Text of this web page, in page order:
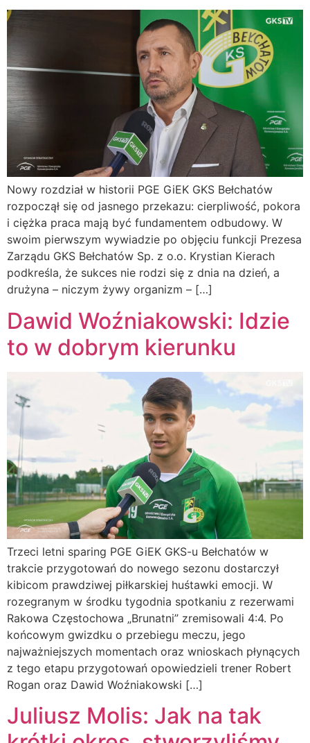
Nowy rozdział w historii PGE GiEK GKS Bełchatów
rozpoczął się od jasnego przekazu: cierpliwość, pokora
i ciężka praca mają być fundamentem odbudowy. W
swoim pierwszym wywiadzie po objęciu funkcji Prezesa
Zarządu GKS Bełchatów Sp. z o.o. Krystian Kierach
podkreśla, że sukces nie rodzi się z dnia na dzień, a
drużyna – niczym żywy organizm – […]
Dawid Woźniakowski: Idzie
to w dobrym kierunku
Trzeci letni sparing PGE GiEK GKS-u Bełchatów w
trakcie przygotowań do nowego sezonu dostarczył
kibicom prawdziwej piłkarskiej huśtawki emocji. W
rozegranym w środku tygodnia spotkaniu z rezerwami
Rakowa Częstochowa „Brunatni” zremisowali 4:4. Po
końcowym gwizdku o przebiegu meczu, jego
najważniejszych momentach oraz wnioskach płynących
z tego etapu przygotowań opowiedzieli trener Robert
Rogan oraz Dawid Woźniakowski […]
Juliusz Molis: Jak na tak